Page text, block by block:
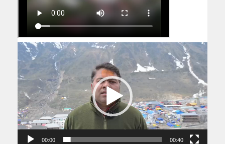
00:00 00:40